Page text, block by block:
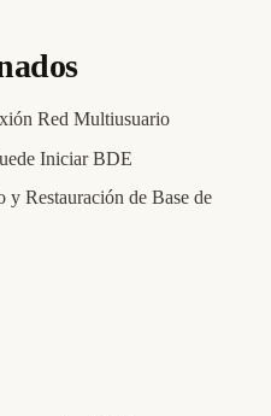
Red Multiusuario
Iniciar BDE
Restauración de Base de